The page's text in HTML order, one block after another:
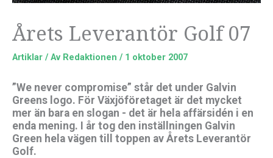
Årets Leverantör Golf 07
Artiklar / Av Redaktionen / 1 oktober 2007
”We never compromise” står det under Galvin
Greens logo. För Växjöföretaget är det mycket
mer än bara en slogan - det är hela affärsidén i en
enda mening. I år tog den inställningen Galvin
Green hela vägen till toppen av Årets Leverantör
Golf.